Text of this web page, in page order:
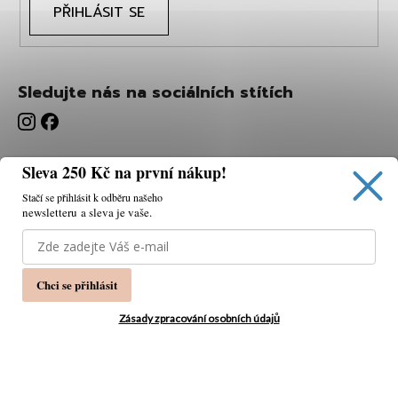
Používáme cookies, abychom vám umožnili pohodlné
prohlížení webu a díky analýze webu neustále zlepšovat
jeho funkce, výkon a použitelnost.
PŘIHLÁSIT SE
Sledujte nás na sociálních stítích
Sleva 250 Kč na první nákup!
Stačí se přihlásit k odběru našeho
newsletteru a sleva je vaše.
Chci se přihlásit
Zásady zpracování osobních údajů